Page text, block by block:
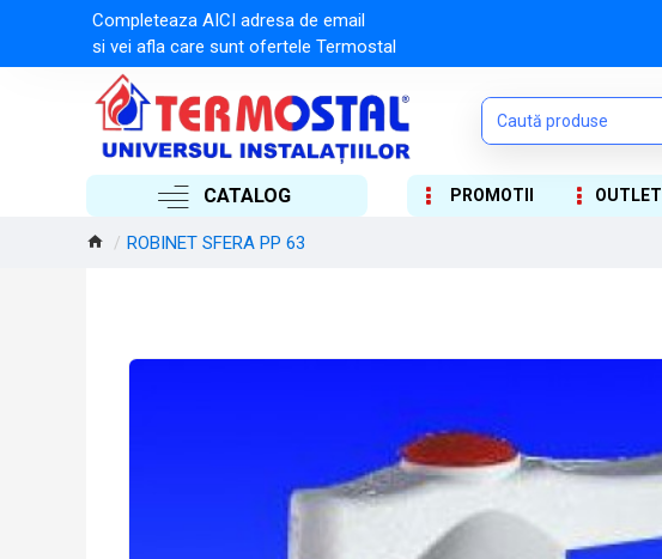
Completeaza AICI adresa de email
si vei afla care sunt ofertele Termostal
CATALOG PROMOTII OUTLET
ROBINET SFERA PP 63